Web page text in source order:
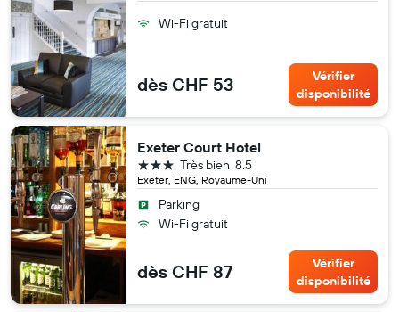
Wi-Fi gratuit
dès CHF 53
Vérifier
disponibilité
Exeter Court Hotel
Exeter, ENG, Royaume-Uni
8.5
Très bien
3 étoiles
Parking
Wi-Fi gratuit
dès CHF 87
Vérifier
disponibilité